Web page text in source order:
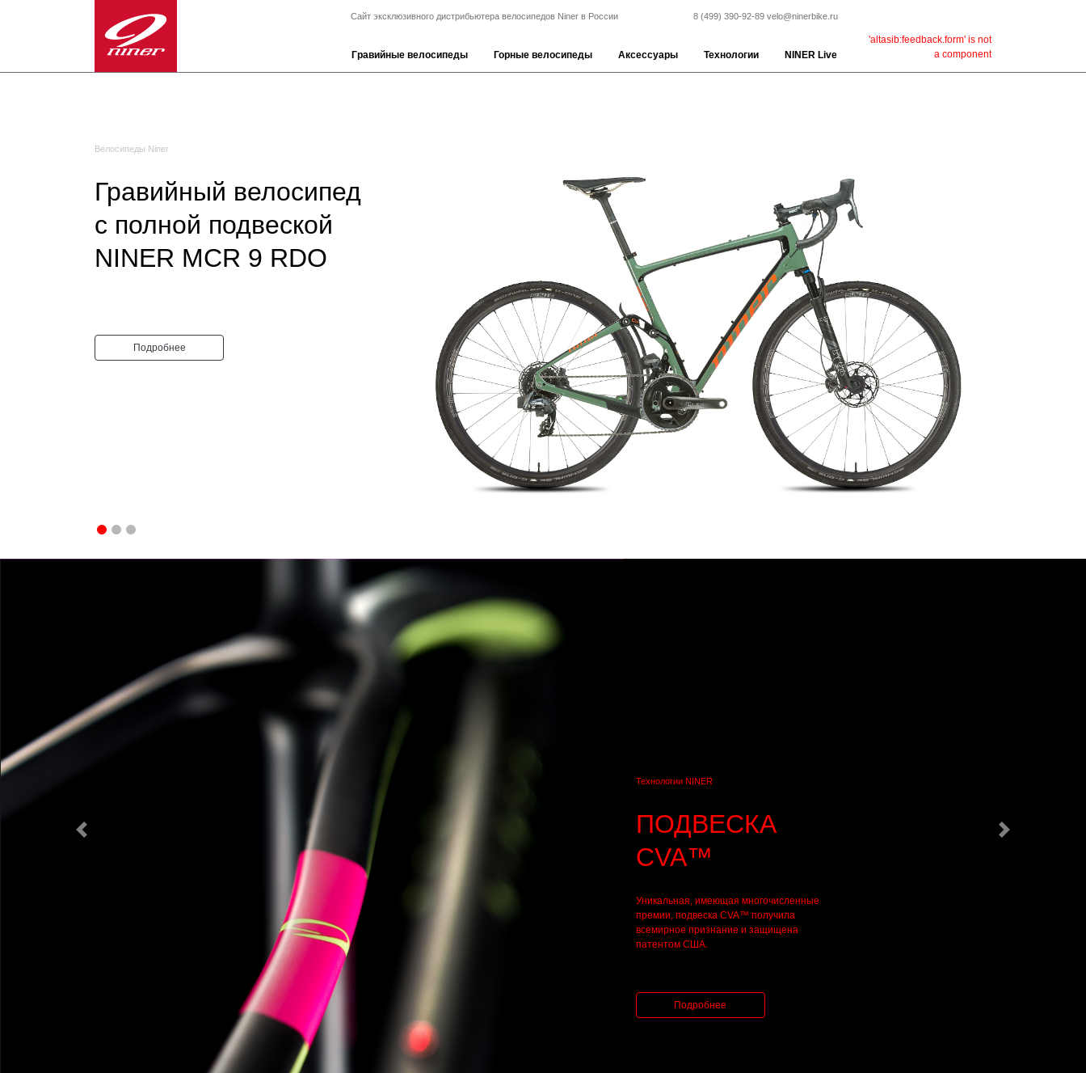
Сайт эксклюзивного дистрибьютера велосипедов Niner в России 8 (499) 390-92-89 velo@ninerbike.ru
Гравийные велосипеды Горные велосипеды Аксессуары Технологии NINER Live
'altasib:feedback.form' is not
a component
Гравийный велосипед
с полной подвеской
NINER MCR 9 RDO
Подробнее
Технологии NINER
ПОДВЕСКА
CVA™
Уникальная, имеющая многочисленные
премии, подвеска CVA™ получила
всемирное признание и защищена
патентом США.
Подробнее
Предыдущий Следующий